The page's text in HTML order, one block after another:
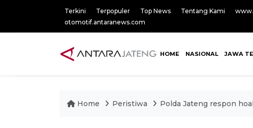
Terkini Terpopuler Top News Tentang Kami
otomotif.antaranews.com
HOME NASIONAL JAWA
Home Peristiwa Polda Jateng respon